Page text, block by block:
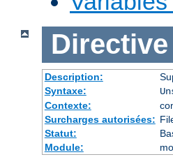
Directive
Description:
Syntaxe:
Contexte:
Surcharges autorisées:
Statut:
Module: